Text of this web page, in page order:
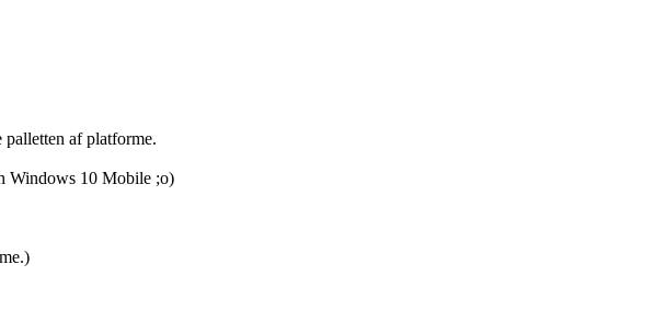
palletten af platforme.
Windows 10 Mobile ;o)